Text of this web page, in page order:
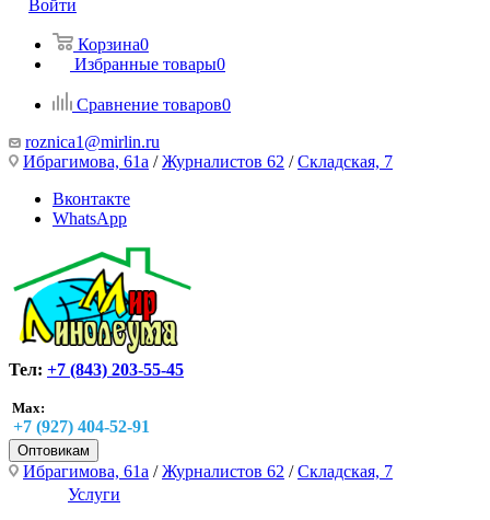
Войти
Корзина0
Избранные товары0
Сравнение товаров0
roznica1@mirlin.ru
Ибрагимова, 61а /Журналистов 62 /Складская, 7
Вконтакте
WhatsApp
Тел: +7 (843) 203-55-45
Max:
+7 (927) 404-52-91
Оптовикам
Ибрагимова, 61а /Журналистов 62 /Складская, 7
Услуги